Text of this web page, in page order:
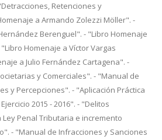
Retenciones y
a Armando Zolezzi Möller". -
Berenguel". - "Libro Homenaje
Homenaje a Víctor Vargas
a Julio Fernández Cartagena". -
y Comerciales". - "Manual de
y Percepciones". - "Aplicación Práctica
2015 - 2016". - "Delitos
Penal Tributaria e incremento
- "Manual de Infracciones y Sanciones